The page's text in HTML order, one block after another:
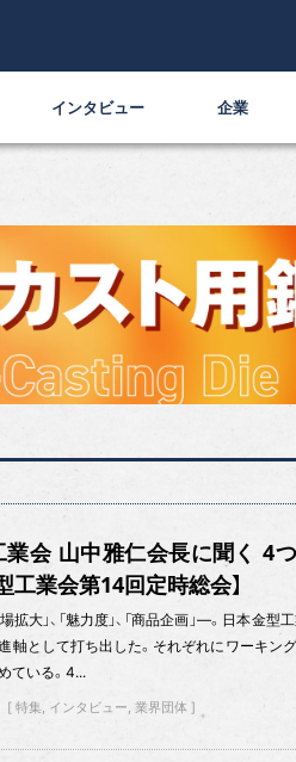
インタビュー 企業
業会 山中雅仁会長に聞く 4
工業会第14回定時総会】
場拡大」、「魅力度」、「商品企画」—。日本
軸として打ち出した。それぞれにワーキング
ている。4...
特集 インタビュー 業界団体